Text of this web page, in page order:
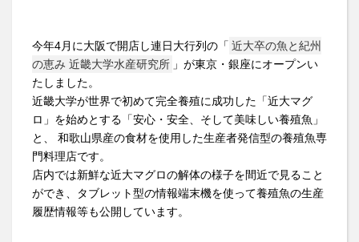
今年4月に大阪で開店し連日大行列の「 近大卒の魚と紀州
の恵み 近畿大学水産研究所 」が東京・銀座にオープンい
たしました。
近畿大学が世界で初めて完全養殖に成功した「近大マグ
ロ」を始めとする「安心・安全、そして美味しい養殖魚」
と、 和歌山県産の食材を使用した生産者発信型の養殖魚専
門料理店です。
店内では新鮮な近大マグロの解体の様子を間近で見ること
ができ、タブレット型の情報端末機を使って養殖魚の生産
履歴情報等も公開しています。